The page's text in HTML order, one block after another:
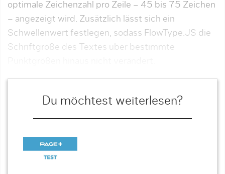
optimale Zeichenzahl pro Zeile – 45 bis 75 Zeichen
– angezeigt wird. Zusätzlich lässt sich ein
Schwellenwert festlegen, sodass FlowType.JS die
Schriftgröße des Textes über bestimmte
Du möchtest weiterlesen?